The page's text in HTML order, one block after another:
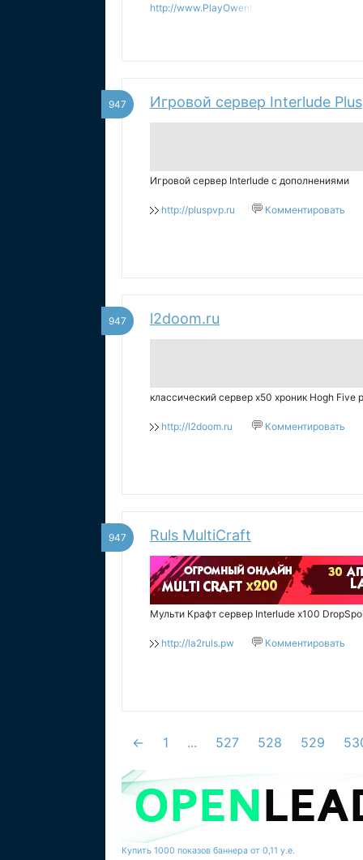
http://www.PlayOwent.Ru
947 Игровой сервер Interlude Plus
Игровой сервер Interlude с дополнениями
http://pluspvp.ru Комментировать
947 l2doom.ru
классический сервер х50 хроник Hogh Five
http://l2doom.ru Комментировать
947 Ruls MultiCraft
Мульти Крафт сервер Interlude x100
http://la2ruls.pw Комментировать
← 1 ... 527 528 529
Купить 1000 показов баннера от 0,11 у.е.